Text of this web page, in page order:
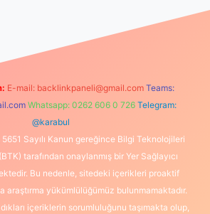
E-mail: backlinkpaneli@gmail.com Teams:
Whatsapp: 0262 606 0 726 Telegram:
@karabul
Sayılı Kanun gereğince Bilgi Teknolojileri
tarafından onaylanmış bir Yer Sağlayıcı
Bu nedenle, sitedeki içerikleri proaktif
araştırma yükümlülüğümüz bulunmamaktadır.
içeriklerin sorumluluğunu taşımakta olup,